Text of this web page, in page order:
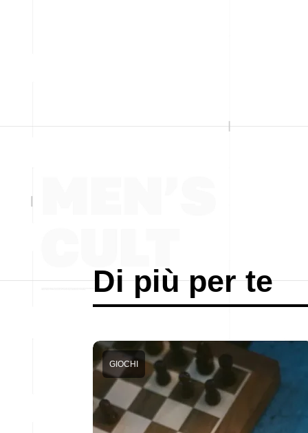
Di più per te
GIOCHI